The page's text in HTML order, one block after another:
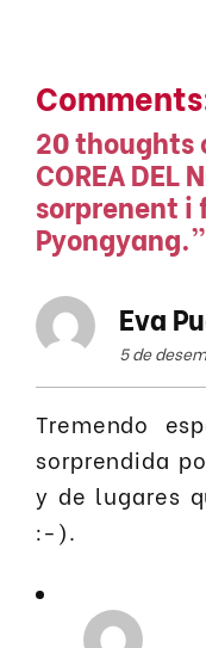
20 thoughts
COREA DEL
sorprenent i
Pyongyang.”
Eva
5 de
Tremendo
sorprendida
y de lugares
:-).